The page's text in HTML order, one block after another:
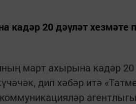
кадәр 20 дәүләт хезмәте
март ахырына кадәр 20
дип хәбәр итә